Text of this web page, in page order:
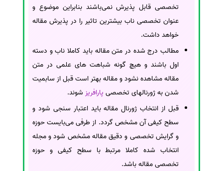
تخصصی قابل پذیرش نمی‌باشند بنابراین موضوع و
عنوان تخصصی ناب بیشترین تاثیر را در پذیرش مقاله
خواهد داشت.
مطالب درج شده در متن مقاله باید کاملا ناب و دسته
اول باشند و هیچ گونه شباهت های علمی در متن
مقاله مشاهده نشود و مقاله بهتر است قبل از سابمیت
شدن به ژورنالهای تخصصی پارافریز شوند.
قبل از انتخاب ژورنال مقاله باید اعتبار سنجی شود و
سطح کیفی آن مشخص گردد. از طرفی می‌بایست حوزه
و گرایش تخصصی و دقیق مقاله مشخص شود و مجله
انتخاب شده کاملا مرتبط با سطح کیفی و حوزه
تخصصی مقاله باشد.